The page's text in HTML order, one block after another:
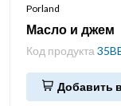
Porland
Масло и джем
Код продукта
Добавить